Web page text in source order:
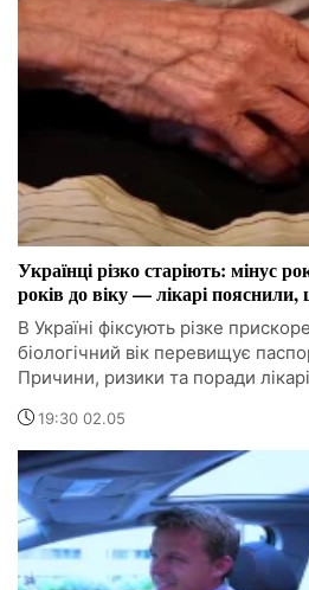
Українці різко старіють: мінус
років до віку — лікарі пояснили,
В Україні фіксують різке
біологічний вік перевищує
Причини, ризики та поради
19:30 02.05